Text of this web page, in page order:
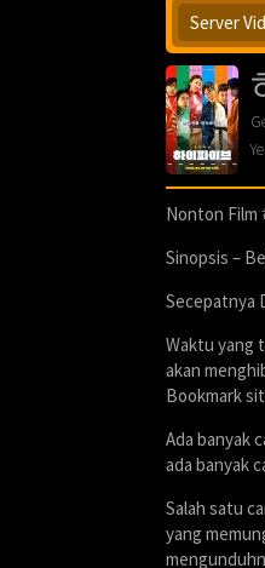
Server
Nonton Film
Sinopsis –
Secepatnya
Waktu yang
akan
Bookmark
Ada banyak
ada banyak
Salah satu
yang